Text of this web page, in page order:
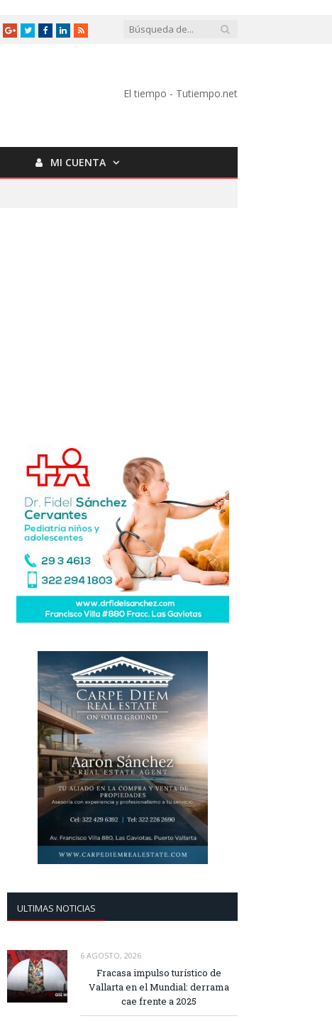
GoogleTwitterFacebookLinkedIn
RSS
El tiempo - Tutiempo.net
MI CUENTA
ULTIMAS NOTICIAS
6 AGOSTO, 2026
Fracasa impulso turístico de
Vallarta en el Mundial: derrama
cae frente a 2025